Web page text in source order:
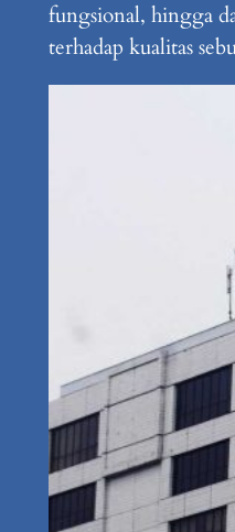
fungsional, hingga
terhadap kualitas